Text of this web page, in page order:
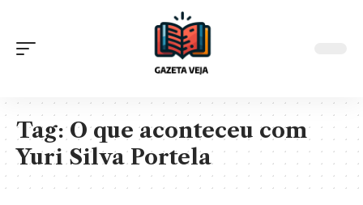
Tag:O que aconteceu com
Yuri Silva Portela